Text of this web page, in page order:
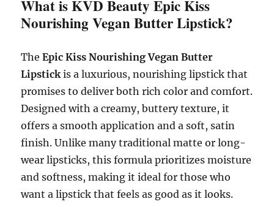
What is KVD Beauty Epic Kiss
Nourishing Vegan Butter Lipstick?
TheEpic Kiss Nourishing Vegan Butter
Lipstick is a luxurious, nourishing lipstick that
promises to deliver both rich color and comfort.
Designed with a creamy, buttery texture, it
offers a smooth application and a soft, satin
finish. Unlike many traditional matte or long-
wear lipsticks, this formula prioritizes moisture
and softness, making it ideal for those who
want a lipstick that feels as good as it looks.